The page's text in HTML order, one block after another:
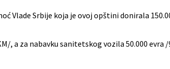
Vlade Srbije koja je ovoj opštini donirala
, a za nabavku sanitetskog vozila 50.000 evra /